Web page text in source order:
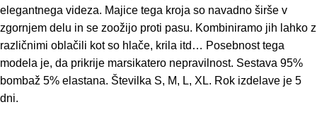
elegantnega videza. Majice tega kroja so navadno širše v
zgornjem delu in se zoožijo proti pasu. Kombiniramo jih lahko z
različnimi oblačili kot so hlače, krila itd… Posebnost tega
modela je, da prikrije marsikatero nepravilnost. Sestava 95%
bombaž 5% elastana. Številka S, M, L, XL. Rok izdelave je 5
dni.